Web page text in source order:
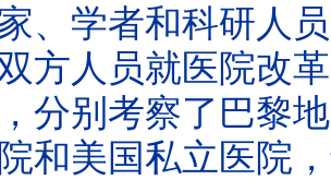
、学者和科研人
方人员就医院改
分别考察了巴黎
和美国私立医院